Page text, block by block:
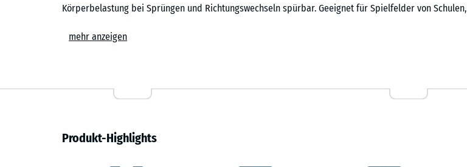
Körperbelastung bei Sprüngen und Richtungswechseln spürbar. Geeignet für Spielfelder von Schulen,
Untergrund verlegt. Die kalibrierte Puzzleverzahnung passt exakt ineinander, hält die Platten sicher
Griffig und ganzjährig bespielbar
mehr anzeigen
Produkt-Highlights